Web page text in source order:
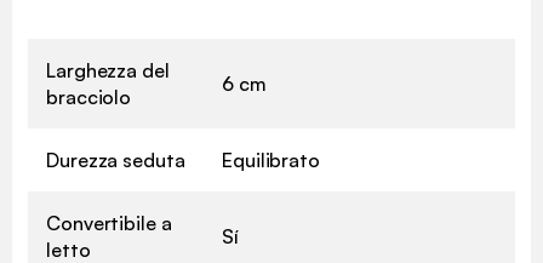
Larghezza del
bracciolo
6 cm
Durezza seduta Equilibrato
Convertibile a
letto
Sí